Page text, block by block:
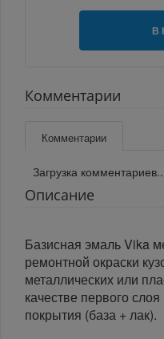
В
Комментарии
Комментарии
Загрузка
Описание
Базисная эмаль Vika
ремонтной окраски
металлических или
качестве первого
покрытия (база + лак).